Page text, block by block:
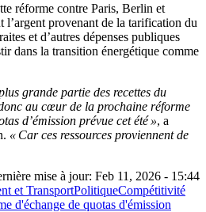
réforme contre Paris, Berlin et
l’argent provenant de la tarification du
et d’autres dépenses publiques
dans la transition énergétique comme
grande partie des recettes du
au cœur de la prochaine réforme
d’émission prévue cet été », a
« Car ces ressources proviennent de
mise à jour: Feb 11, 2026 - 15:44
et TransportPolitiqueCompétitivité
d'échange de quotas d'émission